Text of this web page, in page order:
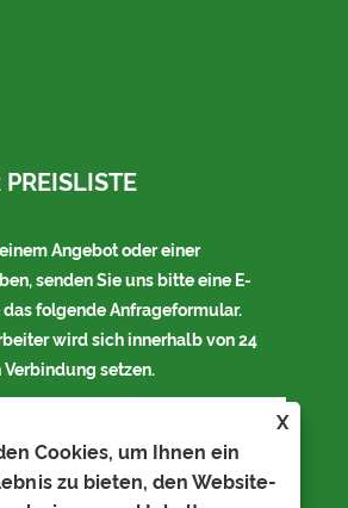
X
Cookies, um Ihnen ein
zu bieten, den Website-
Angebot oder einer
senden Sie uns bitte eine E-
das folgende Anfrageformular.
wird sich innerhalb von 24
setzen.